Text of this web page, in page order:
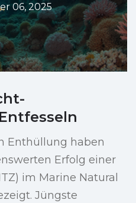
06, 2025
Enthüllung haben
Erfolg einer
im Marine Natural
Jüngste